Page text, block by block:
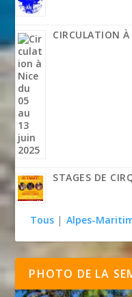
CIRCULATION
STAGES DE
Tous | Alpes-
PHOTO DE LA